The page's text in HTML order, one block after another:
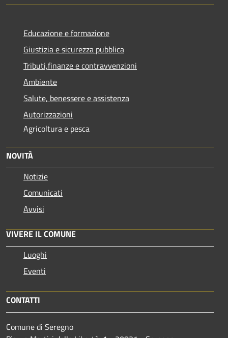
Educazione e formazione
Giustizia e sicurezza pubblica
Tributi,finanze e contravvenzioni
Ambiente
Salute, benessere e assistenza
Autorizzazioni
Agricoltura e pesca
NOVITÀ
Notizie
Comunicati
Avvisi
VIVERE IL COMUNE
Luoghi
Eventi
CONTATTI
Comune di Seregno